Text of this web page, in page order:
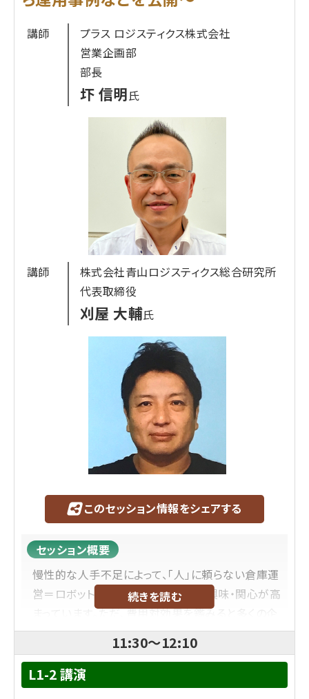
講師
プラス ロジスティクス株式会社
営業企画部
部長
圷 信明氏
講師
株式会社青山ロジスティクス総合研究所
代表取締役
刈屋 大輔氏
このセッション情報をシェアする
セッション概要
慢性的な人手不足によって、「人」に頼らない倉庫運
営＝ロボット導入などの自動化への興味・関心が高
まっています。ただ、費用対効果を鑑みると多くの企
業は慎重にならざるを得ないのが現状です。プラス
ロジスティクスではプラスグループをはじめとした
企業の要望に合わせたカスタマイズを実施。大規模
事業に適した「オートストア」、独自開発の「ツイン
続きを読む
11:30～12:10
L1-2 講演